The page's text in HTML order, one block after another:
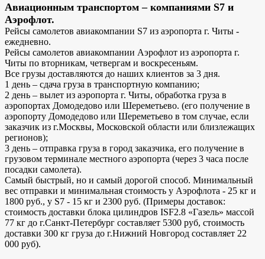
Авиационным транспортом – компаниями S7 и
Аэрофлот.
Рейсы самолетов авиакомпании S7 из аэропорта г. Читы -
ежедневно.
Рейсы самолетов авиакомпании Аэрофлот из аэропорта г.
Читы по вторникам, четвергам и воскресеньям.
Все грузы доставляются до наших клиентов за 3 дня.
1 день – сдача груза в транспортную компанию;
2 день – вылет из аэропорта г. Читы, обработка груза в
аэропортах Домодедово или Шереметьево. (его получение в
аэропорту Домодедово или Шереметьево в том случае, если
заказчик из г.Москвы, Московской области или близлежащих
регионов);
3 день – отправка груза в город заказчика, его получение в
грузовом терминале местного аэропорта (через 3 часа после
посадки самолета).
Самый быстрый, но и самый дорогой способ. Минимальный
вес отправки и минимальная стоимость у Аэрофлота - 25 кг и
1800 руб., у S7 - 15 кг и 2300 руб. (Примеры доставок:
стоимость доставки блока цилиндров ISF2.8 «Газель» массой
77 кг до г.Санкт-Петербург составляет 5300 руб, стоимость
доставки 300 кг груза до г.Нижний Новгород составляет 22
000 руб).